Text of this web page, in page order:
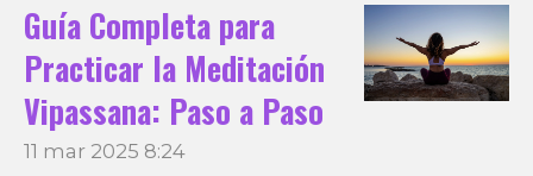
Guía Completa para
Practicar la Meditación
Vipassana: Paso a Paso
11 mar 2025 8:24